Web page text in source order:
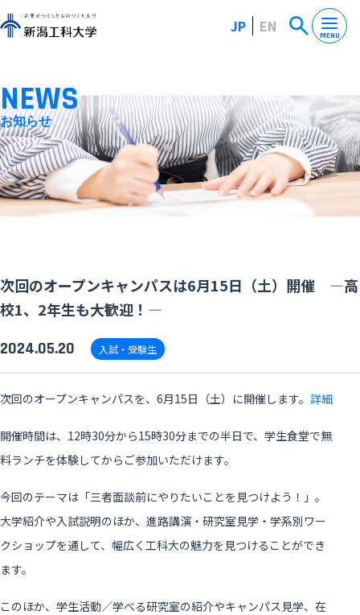
JP EN MENU
NEWS
お知らせ
次回のオープンキャンパスは6月15日（土）開催 ―高
校1、2年生も大歓迎！―
2024.05.20
入試・受験生
次回のオープンキャンパスを、6月15日（土）に開催します。 詳細
開催時間は、12時30分から15時30分までの半日で、学生食堂で無
料ランチを体験してからご参加いただけます。
今回のテーマは「三者面談前にやりたいことを見つけよう！」。
大学紹介や入試説明のほか、進路講演・研究室見学・学系別ワー
クショップを通して、幅広く工科大の魅力を見つけることができ
ます。
このほか、学生活動／学べる研究室の紹介やキャンパス見学、在